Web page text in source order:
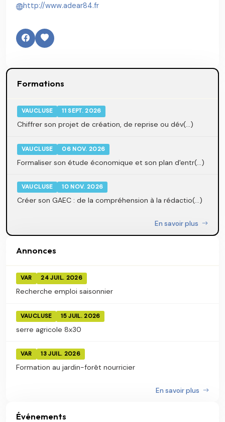
http://www.adear84.fr
Formations
VAUCLUSE 11 SEPT. 2026
Chiffrer son projet de création, de reprise ou dév(...)
VAUCLUSE 06 NOV. 2026
Formaliser son étude économique et son plan d'entr(...)
VAUCLUSE 10 NOV. 2026
Créer son GAEC : de la compréhension à la rédactio(...)
En savoir plus
Annonces
VAR 24 JUIL. 2026
Recherche emploi saisonnier
VAUCLUSE 15 JUIL. 2026
serre agricole 8x30
VAR 13 JUIL. 2026
Formation au jardin-forêt nourricier
En savoir plus
Événements